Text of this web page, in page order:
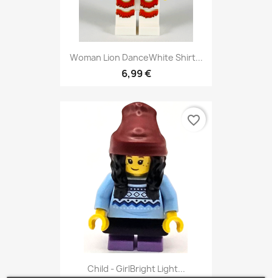
Woman Lion DanceWhite Shirt...
6,99 €
Child - GirlBright Light...
favorite_border